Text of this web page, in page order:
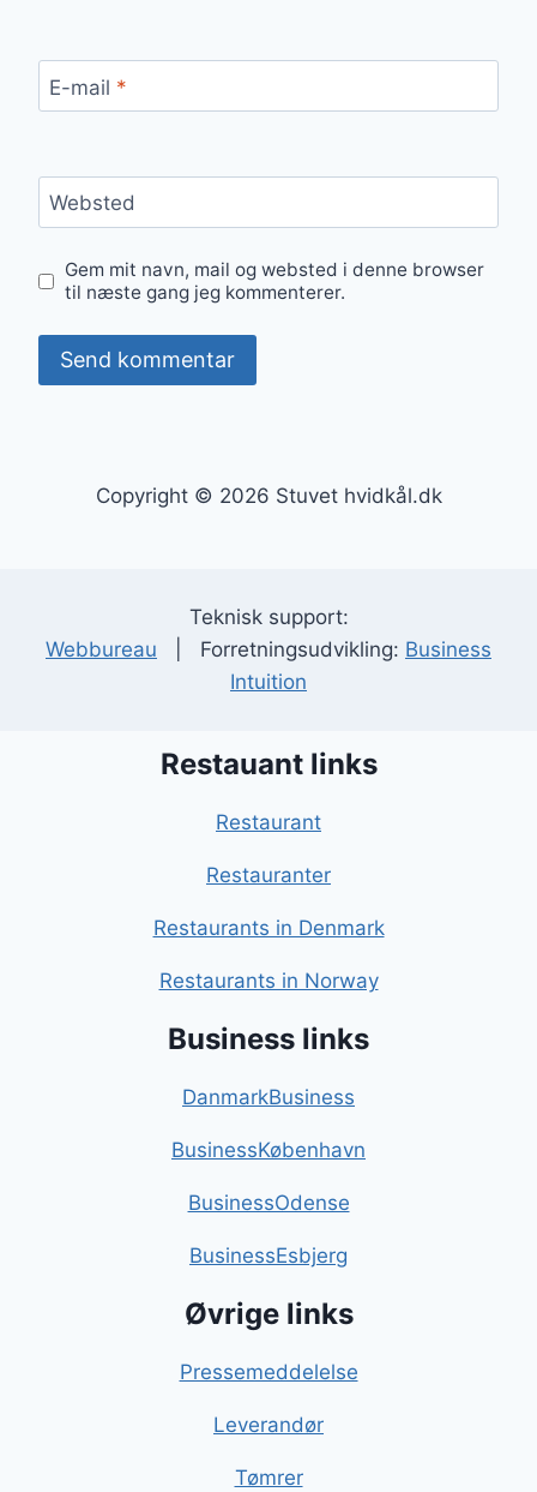
E-mail *
Websted
Gem mit navn, mail og websted i denne browser
til næste gang jeg kommenterer.
Copyright © 2026 Stuvet hvidkål.dk
Teknisk support:
Webbureau | Forretningsudvikling: Business
Intuition
Restauant links
Restaurant
Restauranter
Restaurants in Denmark
Restaurants in Norway
Business links
DanmarkBusiness
BusinessKøbenhavn
BusinessOdense
BusinessEsbjerg
Øvrige links
Pressemeddelelse
Leverandør
Tømrer